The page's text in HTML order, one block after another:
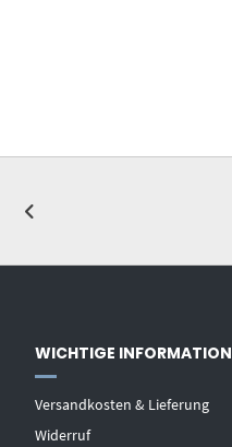
WICHTIGE INFORMATION
Versandkosten & Lieferung
Widerruf